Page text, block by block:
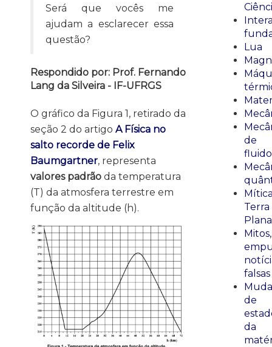
Será que vocês me
ajudam a esclarecer essa
questão?
Respondido por: Prof. Fernando
Lang da Silveira - IF-UFRGS
O gráfico da Figura 1, retirado da
seção 2 do artigo A Física no
salto recorde de Felix
Baumgartner, representa
valores padrão da temperatura
(T) da atmosfera terrestre em
função da altitude (h).
Lua
de
Terra
Plana
Mitos,
falsas
de
da